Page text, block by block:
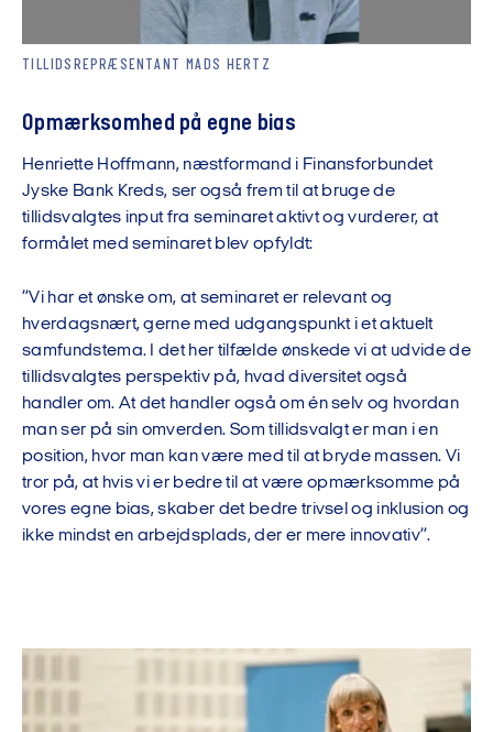
TILLIDSREPRÆSENTANT MADS HERTZ
Opmærksomhed på egne bias
Henriette Hoffmann, næstformand i Finansforbundet
Jyske Bank Kreds, ser også frem til at bruge de
tillidsvalgtes input fra seminaret aktivt og vurderer, at
formålet med seminaret blev opfyldt:
”Vi har et ønske om, at seminaret er relevant og
hverdagsnært, gerne med udgangspunkt i et aktuelt
samfundstema. I det her tilfælde ønskede vi at udvide de
tillidsvalgtes perspektiv på, hvad diversitet også
handler om. At det handler også om én selv og hvordan
man ser på sin omverden. Som tillidsvalgt er man i en
position, hvor man kan være med til at bryde massen. Vi
tror på, at hvis vi er bedre til at være opmærksomme på
vores egne bias, skaber det bedre trivsel og inklusion og
ikke mindst en arbejdsplads, der er mere innovativ”.